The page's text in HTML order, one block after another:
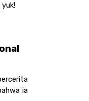
ia